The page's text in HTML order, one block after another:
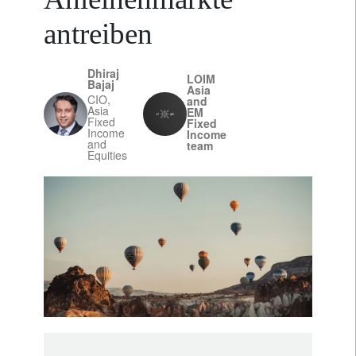
antreiben
Dhiraj
Bajaj
CIO,
Asia
Fixed
Income
and
Equities
LOIM
Asia
and
EM
Fixed
Income
team